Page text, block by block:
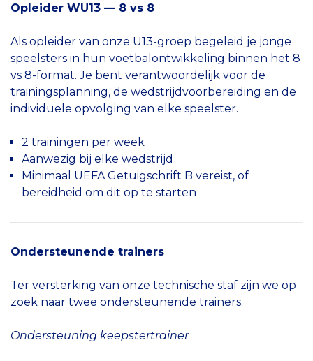
Opleider WU13 — 8 vs 8
Als opleider van onze U13-groep begeleid je jonge
speelsters in hun voetbalontwikkeling binnen het 8
vs 8-format. Je bent verantwoordelijk voor de
trainingsplanning, de wedstrijdvoorbereiding en de
individuele opvolging van elke speelster.
2 trainingen per week
Aanwezig bij elke wedstrijd
Minimaal UEFA Getuigschrift B vereist, of
bereidheid om dit op te starten
Ondersteunende trainers
Ter versterking van onze technische staf zijn we op
zoek naar twee ondersteunende trainers.
Ondersteuning keepstertrainer